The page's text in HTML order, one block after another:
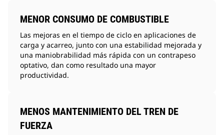
MENOR CONSUMO DE COMBUSTIBLE
Las mejoras en el tiempo de ciclo en aplicaciones de
carga y acarreo, junto con una estabilidad mejorada y
una maniobrabilidad más rápida con un contrapeso
optativo, dan como resultado una mayor
productividad.
MENOS MANTENIMIENTO DEL TREN DE
FUERZA